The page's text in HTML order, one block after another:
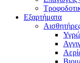
Εξαρτήματα